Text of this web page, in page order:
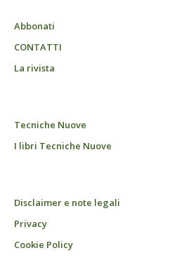
Abbonati
CONTATTI
La rivista
Tecniche Nuove
I libri Tecniche Nuove
Disclaimer e note legali
Privacy
Cookie Policy